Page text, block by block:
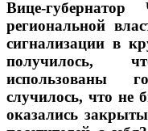
Вице-
региональной
сигнализации в
получилось,
использованы
случилось, что не
оказались